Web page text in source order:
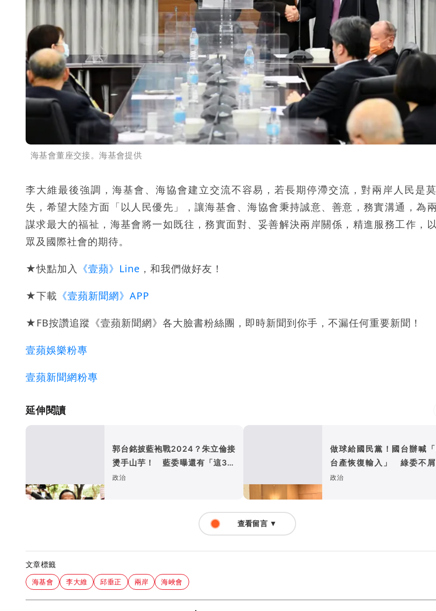
海基會董座交接。海基會提供
李大維最後強調，海基會、海協會建立交流不容易，若長期停滯交流，對兩岸人民是
失，希望大陸方面「以人民優先」，讓海基會、海協會秉持誠意、善意，務實溝通，為
謀求最大的福祉，海基會將一如既往，務實面對、妥善解決兩岸關係，精進服務工作，
眾及國際社會的期待。
★快點加入 《壹蘋》Line ，和我們做好友！
★下載 《壹蘋新聞網》APP
★FB按讚追蹤《壹蘋新聞網》各大臉書粉絲團，即時新聞到你手，不漏任何重要新聞！
壹蘋娛樂粉專
壹蘋新聞網粉專
延伸閱讀
郭台銘披藍袍戰2024？朱立倫接
燙手山芋！ 藍委曝還有「這3強
棒」
政治
做球給國民黨！國台辦喊
台產恢復輸入」 綠委不屑
然非正常往來
政治
查看留言 ▼
文章標籤
海基會 李大維 邱垂正 兩岸 海峽會